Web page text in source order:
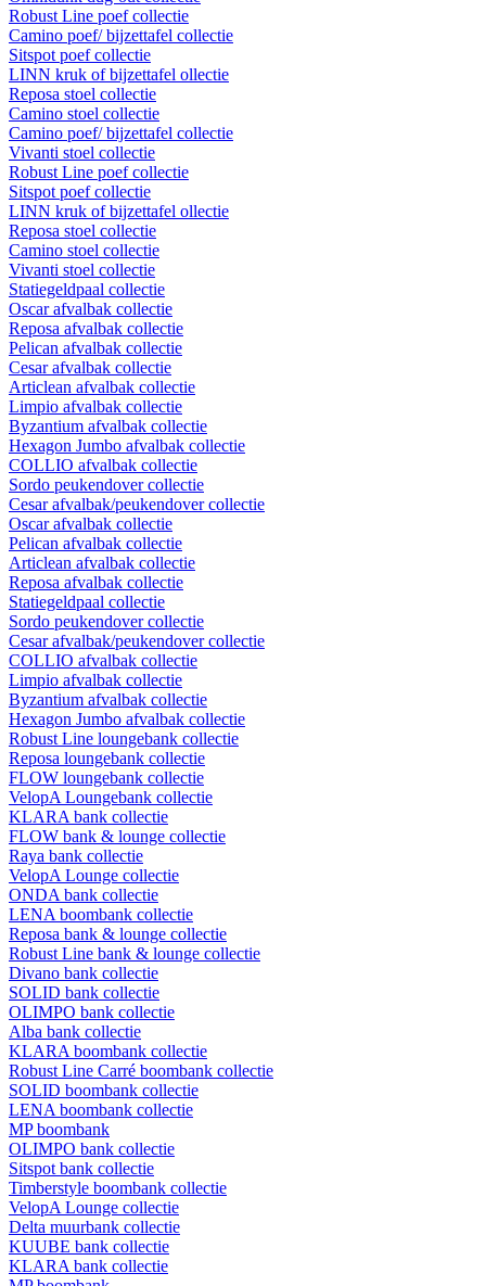
Robust Line poef collectie
Camino poef/ bijzettafel collectie
Sitspot poef collectie
LINN kruk of bijzettafel ollectie
Reposa stoel collectie
Camino stoel collectie
Camino poef/ bijzettafel collectie
Vivanti stoel collectie
Robust Line poef collectie
Sitspot poef collectie
LINN kruk of bijzettafel ollectie
Reposa stoel collectie
Camino stoel collectie
Vivanti stoel collectie
Statiegeldpaal collectie
Oscar afvalbak collectie
Reposa afvalbak collectie
Pelican afvalbak collectie
Cesar afvalbak collectie
Articlean afvalbak collectie
Limpio afvalbak collectie
Byzantium afvalbak collectie
Hexagon Jumbo afvalbak collectie
COLLIO afvalbak collectie
Sordo peukendover collectie
Cesar afvalbak/peukendover collectie
Oscar afvalbak collectie
Pelican afvalbak collectie
Articlean afvalbak collectie
Reposa afvalbak collectie
Statiegeldpaal collectie
Sordo peukendover collectie
Cesar afvalbak/peukendover collectie
COLLIO afvalbak collectie
Limpio afvalbak collectie
Byzantium afvalbak collectie
Hexagon Jumbo afvalbak collectie
Robust Line loungebank collectie
Reposa loungebank collectie
FLOW loungebank collectie
VelopA Loungebank collectie
KLARA bank collectie
FLOW bank & lounge collectie
Raya bank collectie
VelopA Lounge collectie
ONDA bank collectie
LENA boombank collectie
Reposa bank & lounge collectie
Robust Line bank & lounge collectie
Divano bank collectie
SOLID bank collectie
OLIMPO bank collectie
Alba bank collectie
KLARA boombank collectie
Robust Line Carré boombank collectie
SOLID boombank collectie
LENA boombank collectie
MP boombank
OLIMPO bank collectie
Sitspot bank collectie
Timberstyle boombank collectie
VelopA Lounge collectie
Delta muurbank collectie
KUUBE bank collectie
KLARA bank collectie